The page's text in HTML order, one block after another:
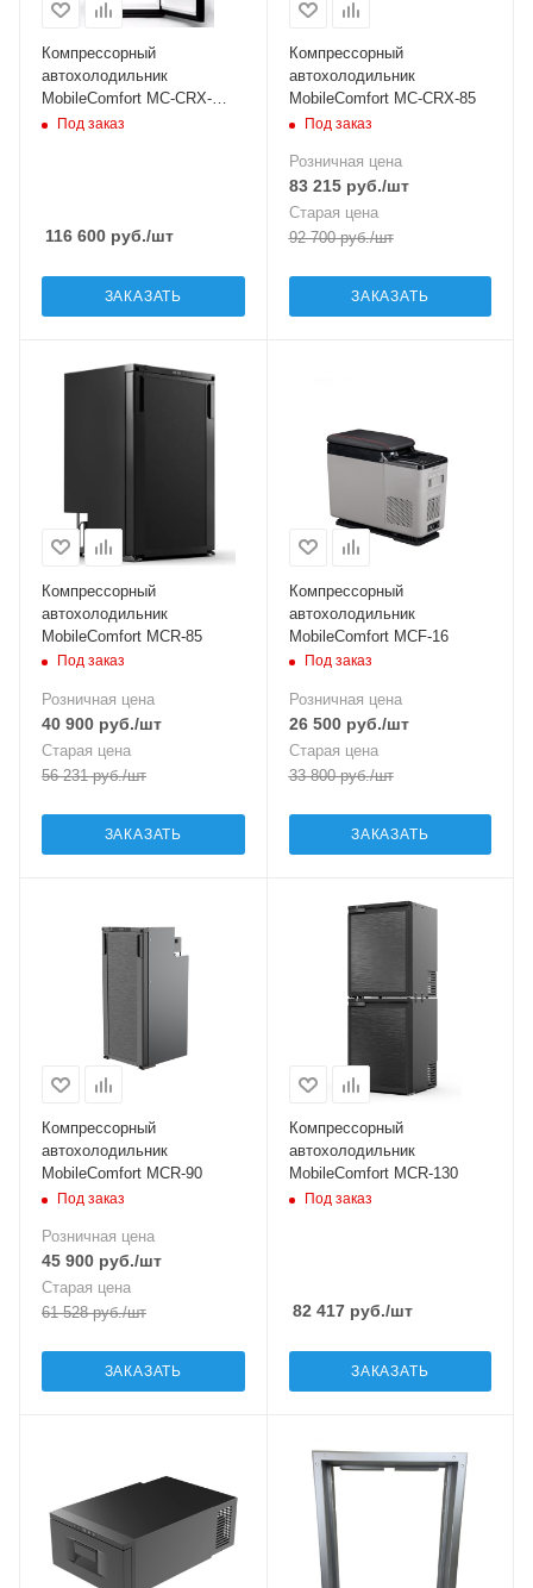
Компрессорный
автохолодильник
MobileComfort MC-CRX-
140(12/24/220V)
Под заказ
116 600 руб./шт
ЗАКАЗАТЬ
Компрессорный
автохолодильник
MobileComfort MC-CRX-85
Под заказ
Розничная цена
83 215руб./шт
Старая цена
92 700руб./шт
ЗАКАЗАТЬ
Компрессорный
автохолодильник
MobileComfort MCR-85
Под заказ
Розничная цена
40 900 руб./шт
Старая цена
56 231руб./шт
ЗАКАЗАТЬ
Компрессорный
автохолодильник
MobileComfort MCF-16
Под заказ
Розничная цена
26 500руб./шт
Старая цена
33 800руб./шт
ЗАКАЗАТЬ
Компрессорный
автохолодильник
MobileComfort MCR-90
Под заказ
Розничная цена
45 900 руб./шт
Старая цена
61 528руб./шт
ЗАКАЗАТЬ
Компрессорный
автохолодильник
MobileComfort MCR-130
Под заказ
82 417руб./шт
ЗАКАЗАТЬ